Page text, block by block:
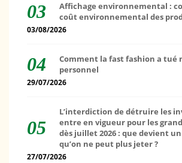
Affichage environnemental :
coût environnemental des
03/08/2026
Comment la fast fashion a tué
personnel
29/07/2026
L’interdiction de détruire les
entre en vigueur pour les
dès juillet 2026 : que devient
qu’on ne peut plus jeter ?
27/07/2026